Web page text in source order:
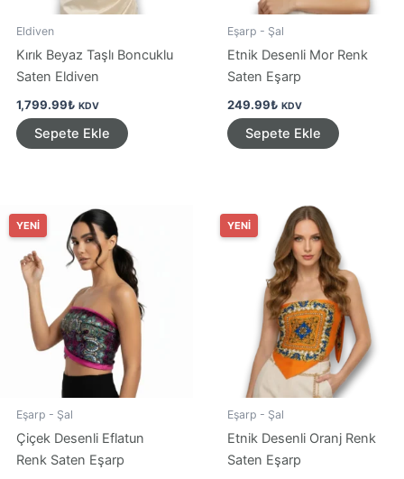
Eldiven
Kırık Beyaz Taşlı Boncuklu
Saten Eldiven
1,799.99₺ KDV
Sepete Ekle
Eşarp - Şal
Etnik Desenli Mor Renk
Saten Eşarp
249.99₺ KDV
Sepete Ekle
YENİ
Eşarp - Şal
Çiçek Desenli Eflatun
Renk Saten Eşarp
YENİ
Eşarp - Şal
Etnik Desenli Oranj Renk
Saten Eşarp